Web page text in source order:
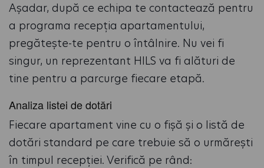
Așadar, după ce echipa te contactează pentru
a programa recepția apartamentului,
pregătește-te pentru o întâlnire. Nu vei fi
singur, un reprezentant HILS va fi alături de
tine pentru a parcurge fiecare etapă.
Analiza listei de dotări
Fiecare apartament vine cu o fișă și o listă de
dotări standard pe care trebuie să o urmărești
în timpul recepției. Verifică pe rând: